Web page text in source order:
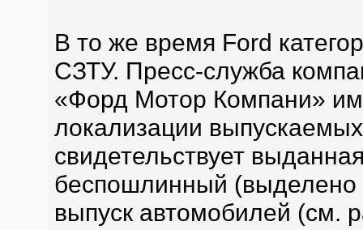
В то же время Ford
СЗТУ. Пресс-служба
«Форд Мотор Компани»
локализации
свидетельствует
беспошлинный
выпуск автомобилей (см.